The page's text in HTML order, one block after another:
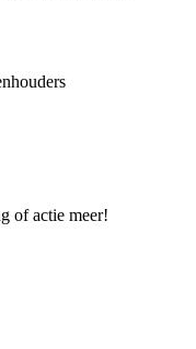
of actie meer!